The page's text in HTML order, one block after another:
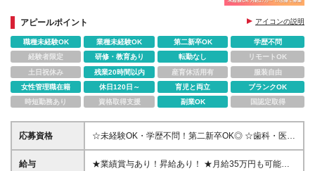
で募集中！
アピールポイント アイコンの説明
職種未経験OK 業種未経験OK 第二新卒OK
学歴不問
経験者限定
研修・教育あり 転勤なし
リモートOK
土日祝休み
残業20時間以内 産育休活用有
服装自由
女性管理職在籍
休日120日～ 育児と両立
ブランクOK
時短勤務あり
資格取得支援 副業OK 国認定取得
応募資格
☆未経験OK・学歴不問！第二新卒OK◎ ☆歯科・医療
業界デビューの方も歓迎！ ☆接客や販売経験のある
方はすぐにご活躍いただけます！ ☆おだやかなメン
給与
★業績賞与あり！昇給あり！ ★月給35万円も可能！